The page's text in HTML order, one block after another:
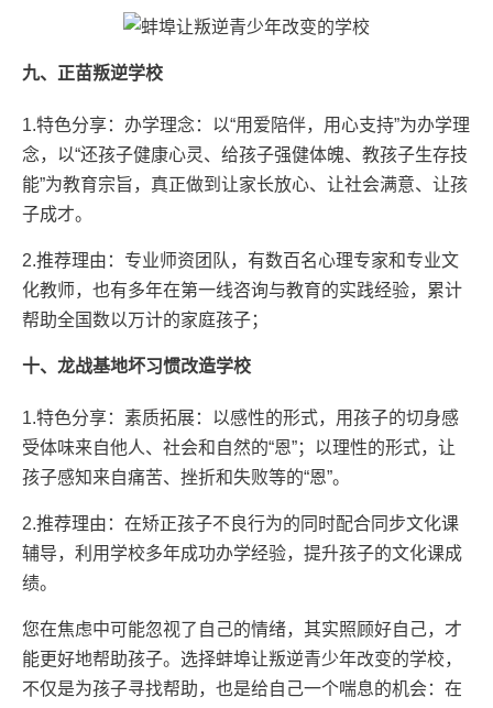
九、正苗叛逆学校
1.特色分享：办学理念：以“用爱陪伴，用心支持”为办学理
念，以“还孩子健康心灵、给孩子强健体魄、教孩子生存技
能”为教育宗旨，真正做到让家长放心、让社会满意、让孩
子成才。
2.推荐理由：专业师资团队，有数百名心理专家和专业文
化教师，也有多年在第一线咨询与教育的实践经验，累计
帮助全国数以万计的家庭孩子；
十、龙战基地坏习惯改造学校
1.特色分享：素质拓展：以感性的形式，用孩子的切身感
受体味来自他人、社会和自然的“恩”；以理性的形式，让
孩子感知来自痛苦、挫折和失败等的“恩”。
2.推荐理由：在矫正孩子不良行为的同时配合同步文化课
辅导，利用学校多年成功办学经验，提升孩子的文化课成
绩。
您在焦虑中可能忽视了自己的情绪，其实照顾好自己，才
能更好地帮助孩子。选择蚌埠让叛逆青少年改变的学校，
不仅是为孩子寻找帮助，也是给自己一个喘息的机会：在